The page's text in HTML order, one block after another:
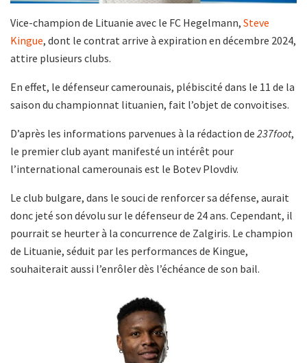
Vice-champion de Lituanie avec le FC Hegelmann, Steve
Kingue, dont le contrat arrive à expiration en décembre 2024,
attire plusieurs clubs.
En effet, le défenseur camerounais, plébiscité dans le 11 de la
saison du championnat lituanien, fait l’objet de convoitises.
D’après les informations parvenues à la rédaction de 237foot,
le premier club ayant manifesté un intérêt pour
l’international camerounais est le Botev Plovdiv.
Le club bulgare, dans le souci de renforcer sa défense, aurait
donc jeté son dévolu sur le défenseur de 24 ans. Cependant, il
pourrait se heurter à la concurrence de Zalgiris. Le champion
de Lituanie, séduit par les performances de Kingue,
souhaiterait aussi l’enrôler dès l’échéance de son bail.